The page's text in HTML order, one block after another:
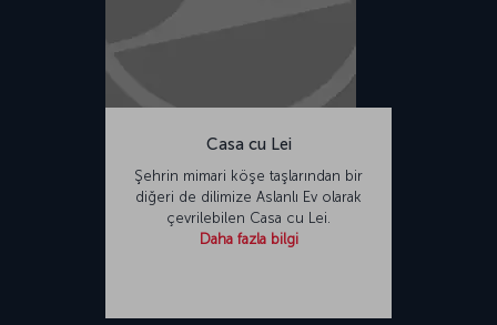
Casa cu Lei
Şehrin mimari köşe taşlarından bir
diğeri de dilimize Aslanlı Ev olarak
çevrilebilen Casa cu Lei.
Daha fazla bilgi